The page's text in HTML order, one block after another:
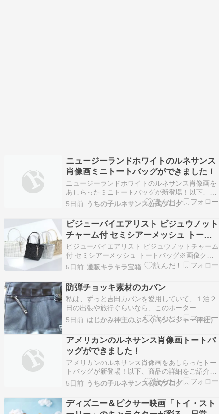
ニュージーランドホワイトのルネサンス
肖像画ミニトートバッグができました！
ニュージーランドホワイトのルネサンス肖像画を
あしらったミニトートバッグが新登場！以下、商
品の詳細をご紹介します。 うさぎ（ニュージーラ
ンドホワイト）の紋章 ミニトートバッグ（アルフ
ァベットチャーム付き） うさぎ（ニュージーラン
ドホワイト）の紋章を、ミニトートバッグの正面
にあしらい…
5日前 うちの子ルネサンス公式ブログ
ビジューバイエアリスト ビジュウノット
チャーム付 セミシアーメッシュ トート
バッグ
ビジューバイエアリスト ビジュウノットチャーム
付 セミシアーメッシュ トートバッグ※画像クリ
ックで商品詳細へビジューバイエアリスト ビジュ
ウノットチャーム付 セミシアーメッシュ トート
バッグ合成皮革を約３ｍｍの無双仕立てで編み上
げた、メッシュデザイン。チュール素材を裏張り
すること…
5日前 通販キラキラ宝箱
防弾チョッキ素材のカバン
私は、ずっと吉田カバンを愛用していて、１泊２
日の出張や旅行ぐらいなら、このポーター
(PORTER)のビジネスバックを使っています。 そ
して、２～３泊だと、吉田カバンのオリジナルブ
ランド・ラゲッジレーベル(LUGGAGE LABEL)の
旅行用のショルダーを使用します。 なお、吉田…
5日前 はじかみ神主のぶろぐ（ジンジャー神社）
アメリカンのルネサンス肖像画トートバ
ッグができました！
アメリカンのルネサンス肖像画をあしらったトー
トバッグが新登場！以下、商品の詳細をご紹介し
ます。 うさぎ（アメリカン）のルネサンス風モノ
クロトートバッグ ― 額縁デザイン うさぎ（アメ
リカン）のルネサンス風肖像画が、モノクロアー
トとしてトートバッグにプリントされています。
5日前 うちの子ルネサンス公式ブログ
ディズニー＆ピクサー映画「トイ・スト